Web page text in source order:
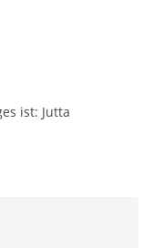
ist: Jutta